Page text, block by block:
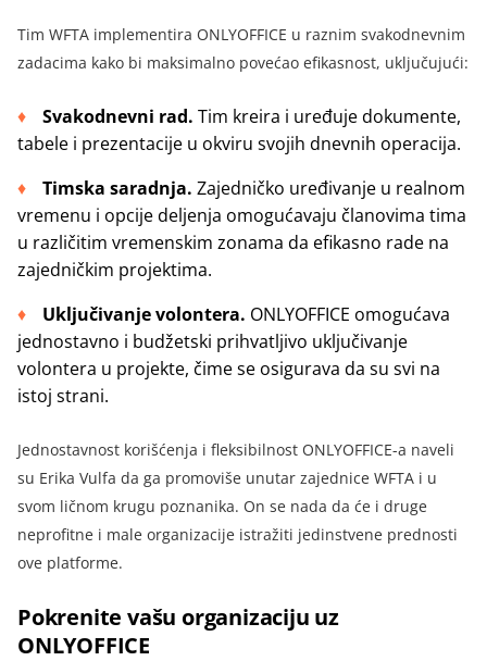
Tim WFTA implementira ONLYOFFICE u raznim svakodnevnim
zadacima kako bi maksimalno povećao efikasnost, uključujući:
Svakodnevni rad. Tim kreira i uređuje dokumente,
tabele i prezentacije u okviru svojih dnevnih operacija.
Timska saradnja. Zajedničko uređivanje u realnom
vremenu i opcije deljenja omogućavaju članovima tima
u različitim vremenskim zonama da efikasno rade na
zajedničkim projektima.
Uključivanje volontera. ONLYOFFICE omogućava
jednostavno i budžetski prihvatljivo uključivanje
volontera u projekte, čime se osigurava da su svi na
istoj strani.
Jednostavnost korišćenja i fleksibilnost ONLYOFFICE-a naveli
su Erika Vulfa da ga promoviše unutar zajednice WFTA i u
svom ličnom krugu poznanika. On se nada da će i druge
neprofitne i male organizacije istražiti jedinstvene prednosti
ove platforme.
Pokrenite vašu organizaciju uz
ONLYOFFICE